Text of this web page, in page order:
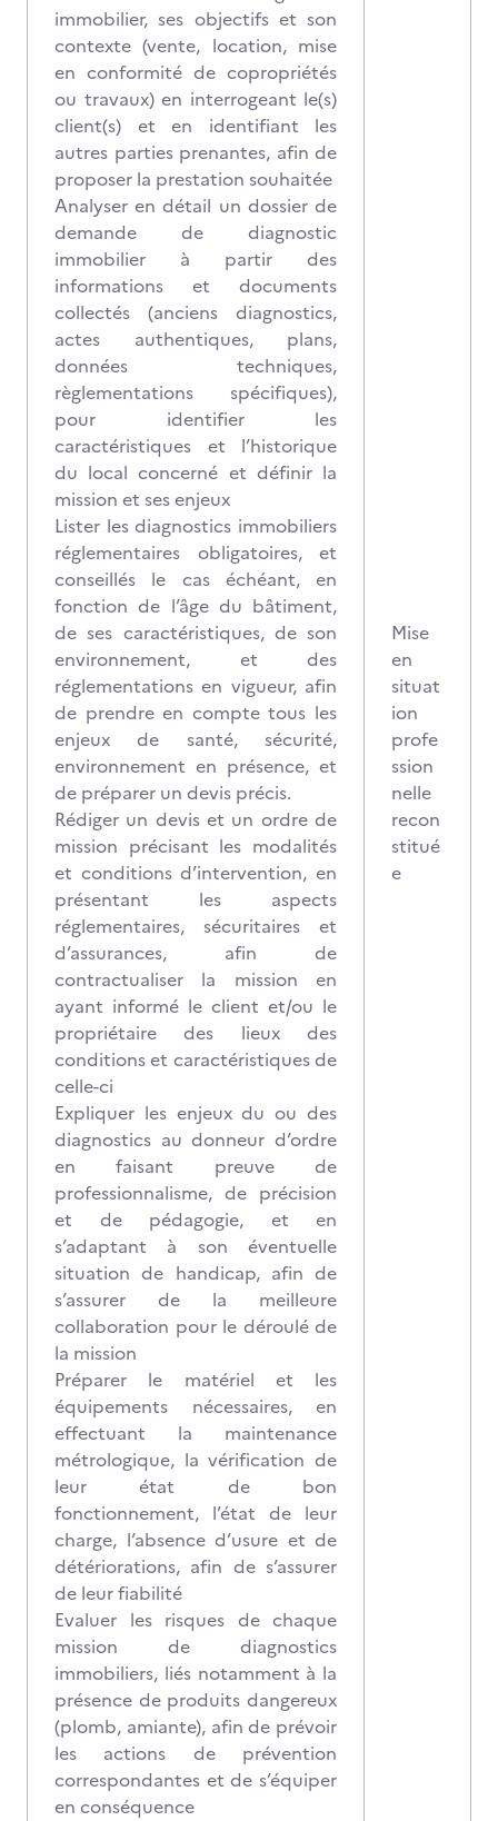
immobilier, ses objectifs et son
contexte (vente, location, mise
en conformité de copropriétés
ou travaux) en interrogeant le(s)
client(s) et en identifiant les
autres parties prenantes, afin de
proposer la prestation souhaitée
Analyser en détail un dossier de
demande de diagnostic
immobilier à partir des
informations et documents
collectés (anciens diagnostics,
actes authentiques, plans,
données techniques,
règlementations spécifiques),
pour identifier les
caractéristiques et l’historique
du local concerné et définir la
mission et ses enjeux
Lister les diagnostics immobiliers
réglementaires obligatoires, et
conseillés le cas échéant, en
fonction de l’âge du bâtiment,
de ses caractéristiques, de son
environnement, et des
réglementations en vigueur, afin
de prendre en compte tous les
enjeux de santé, sécurité,
environnement en présence, et
de préparer un devis précis.
Rédiger un devis et un ordre de
mission précisant les modalités
et conditions d’intervention, en
présentant les aspects
réglementaires, sécuritaires et
d’assurances, afin de
contractualiser la mission en
ayant informé le client et/ou le
propriétaire des lieux des
conditions et caractéristiques de
celle-ci
Expliquer les enjeux du ou des
diagnostics au donneur d’ordre
en faisant preuve de
professionnalisme, de précision
et de pédagogie, et en
s’adaptant à son éventuelle
situation de handicap, afin de
s’assurer de la meilleure
collaboration pour le déroulé de
la mission
Préparer le matériel et les
équipements nécessaires, en
effectuant la maintenance
métrologique, la vérification de
leur état de bon
fonctionnement, l’état de leur
charge, l’absence d’usure et de
détériorations, afin de s’assurer
de leur fiabilité
Evaluer les risques de chaque
mission de diagnostics
immobiliers, liés notamment à la
présence de produits dangereux
(plomb, amiante), afin de prévoir
les actions de prévention
correspondantes et de s’équiper
en conséquence
Mise
en
situat
ion
profe
ssion
nelle
recon
stitué
e